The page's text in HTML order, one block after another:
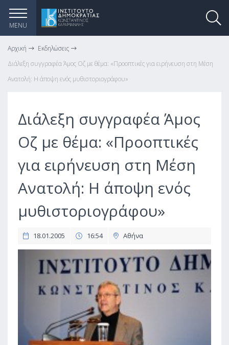
MENU
Αρχική
Εκδηλώσεις
Διάλεξη συγγραφέα Άμος Οζ με θέμα: «Προοπτικές για ειρήνευση στη Μέση
Ανατολή: Η άποψη ενός μυθιστοριογράφου»
Διάλεξη συγγραφέα Άμος
Οζ με θέμα: «Προοπτικές
για ειρήνευση στη Μέση
Ανατολή: Η άποψη ενός
μυθιστοριογράφου»
18.01.2005 16:54 Αθήνα